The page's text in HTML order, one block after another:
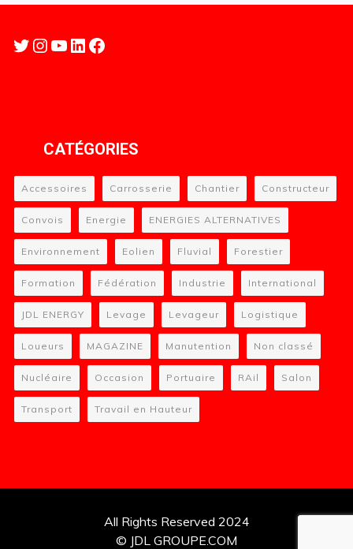
Twitter
Instagram
YouTube
LinkedIn
Facebook
CATÉGORIES
Accessoires Carrosserie Chantier Constructeur
Convois Energie ENERGIES ALTERNATIVES
Environnement Eolien Fluvial Forestier
Formation Fédération Industrie International
JDL ENERGY Levage Levageur Logistique
Loueurs MAGAZINE Manutention Non classé
Nucléaire Occasion Portuaire RAil Salon
Transport Travail en Hauteur
All Rights Reserved 2024
© JDL GROUPE.COM